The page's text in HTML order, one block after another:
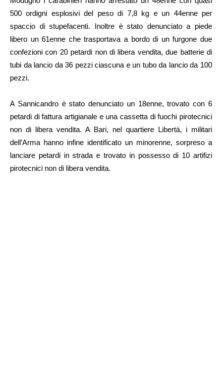
500 ordigni esplosivi del peso di 7,8 kg e un 44enne per
spaccio di stupefacenti. Inoltre è stato denunciato a piede
libero un 61enne che trasportava a bordo di un furgone due
confezioni con 20 petardi non di libera vendita, due batterie di
tubi da lancio da 36 pezzi ciascuna e un tubo da lancio da 100
pezzi.
A Sannicandro è stato denunciato un 18enne, trovato con 6
petardi di fattura artigianale e una cassetta di fuochi pirotecnici
non di libera vendita. A Bari, nel quartiere Libertà, i militari
dell’Arma hanno infine identificato un minorenne, sorpreso a
lanciare petardi in strada e trovato in possesso di 10 artifizi
pirotecnici non di libera vendita.